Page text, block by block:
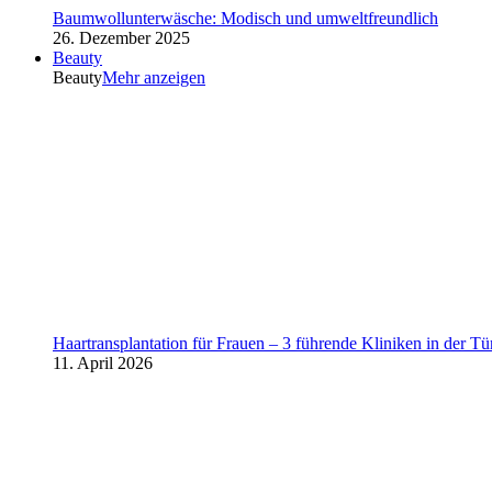
Baumwollunterwäsche: Modisch und umweltfreundlich
26. Dezember 2025
Beauty
BeautyMehr anzeigen
Haartransplantation für Frauen – 3 führende Kliniken in der
11. April 2026